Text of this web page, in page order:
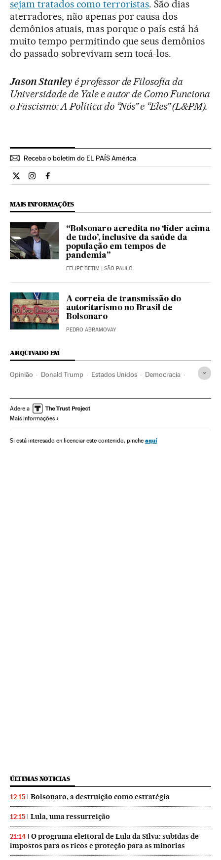
sejam tratados como terroristas. São dias
aterradores, não apenas por causa dos
demônios atuais, mas porque o país está há
muito tempo permitindo que seus demônios
do passado sobrevivam sem tocá-los.
Jason Stanleyé professor de Filosofia da
Universidade de Yale e autor de Como Funciona
o Fascismo: A Política do “Nós” e “Eles” (L&PM).
Receba o boletim do EL PAÍS América
Opiniao El País Brasil en Twitter
Opiniao El País Brasil en Instagram
Opiniao El País Brasil en Facebook
MAIS INFORMAÇÕES
“Bolsonaro acredita no ‘líder acima
de tudo’, inclusive da saúde da
população em tempos de
pandemia”
FELIPE BETIM | SÃO PAULO
A correia de transmissão do
autoritarismo no Brasil de
Bolsonaro
PEDRO ABRAMOVAY
ARQUIVADO EM
Opinião Donald Trump Estados Unidos Democracia
Radicalismo Protestos sociais
Adere a
Mais informações
Si está interesado en licenciar este contenido, pinche aquí
ÚLTIMAS NOTICIAS
12:15 Bolsonaro, a destruição como estratégia
12:15 Lula, uma ressurreição
21:14
O programa eleitoral de Lula da Silva: subidas de
impostos para os ricos e proteção para as minorias